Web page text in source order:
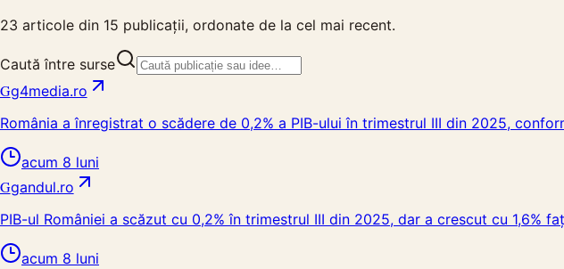
23 articole din 15 publicații, ordonate de la cel mai recent.
Caută între surse
Gg4media.ro
România a înregistrat o scădere de 0,2% a PIB-ului în trimestrul III din 2025,
acum 8 luni
Ggandul.ro
PIB-ul României a scăzut cu 0,2% în trimestrul III din 2025, dar a crescut cu 1,6%
acum 8 luni